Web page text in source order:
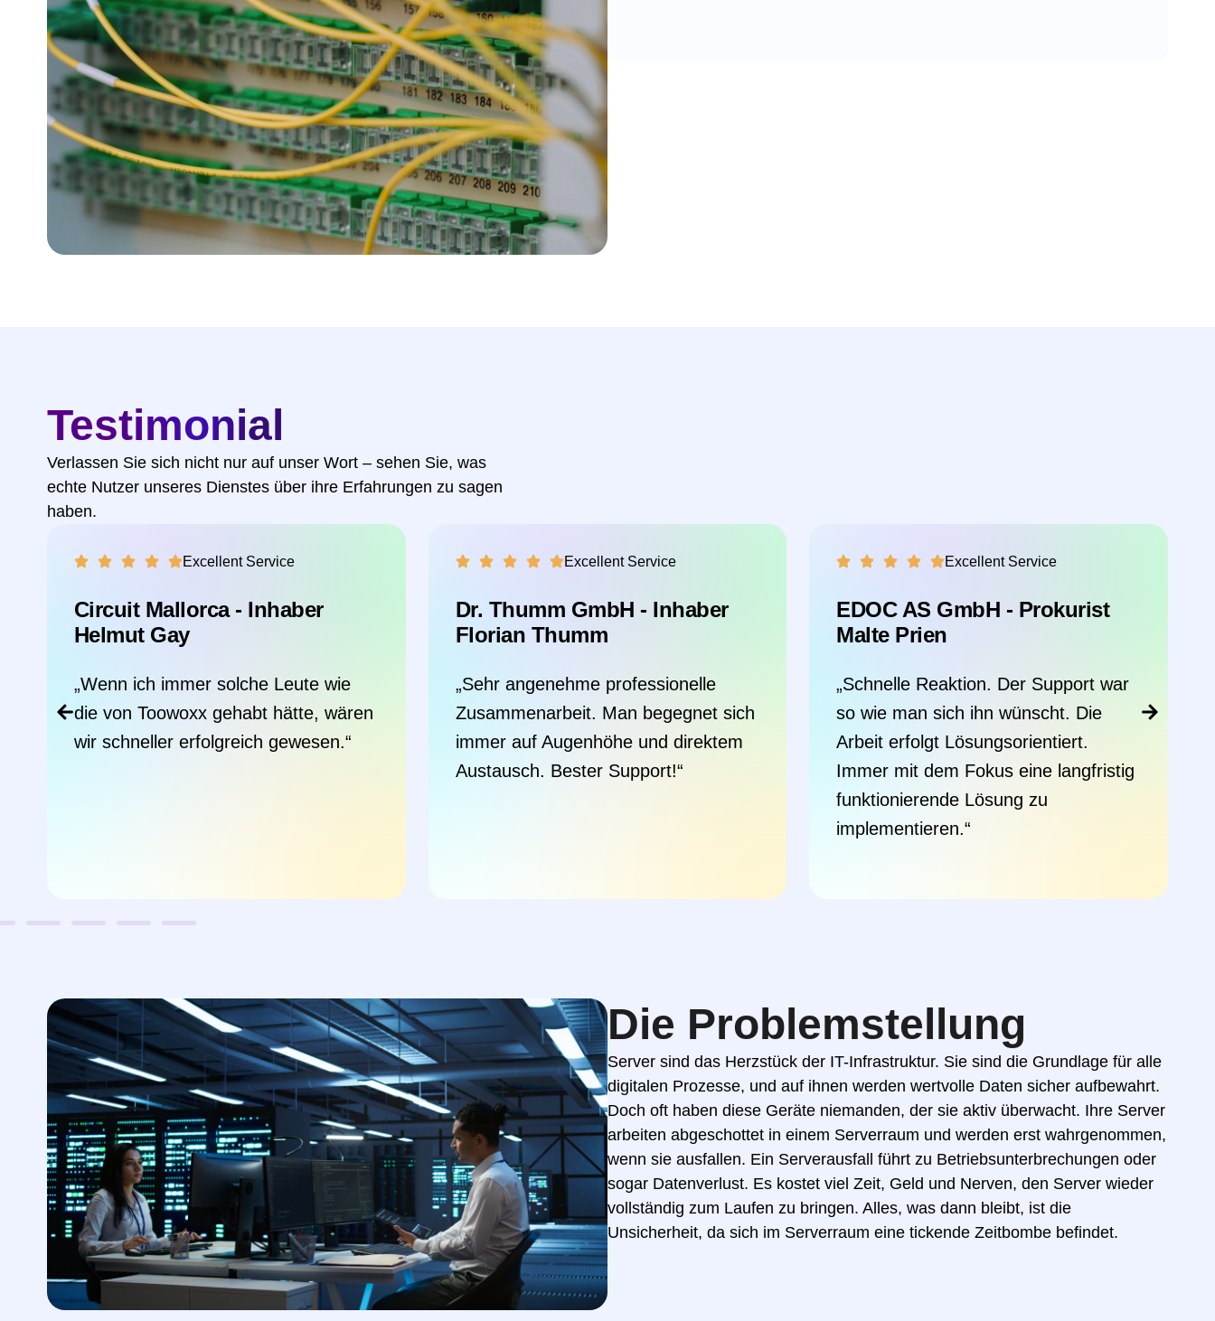
Testimonial
Verlassen Sie sich nicht nur auf unser Wort – sehen Sie, was
echte Nutzer unseres Dienstes über ihre Erfahrungen zu sagen
haben.
Excellent Service
Dr. Thumm GmbH - Inhaber
Florian Thumm
„Sehr angenehme professionelle
Zusammenarbeit. Man begegnet sich
immer auf Augenhöhe und direktem
Excellent Service
EDOC AS GmbH - Prokurist
Malte Prien
„Schnelle Reaktion. Der Support war
so wie man sich ihn wünscht. Die
Arbeit erfolgt Lösungsorientiert.
Immer mit dem Fokus eine langfristig
Excellent Service
Hugo Frosch GmbH -
Geschäftsführer Hugo Frosch
„Wir sind sehr zufrieden. Das
Toowoxx-Team ist schon langjährig
zuständig für unser gesamtes EDV-
System. Auch bei kleineren IT-, oder
User-Anliegen unserer Mitarbeiter
bekommen wir immer schnelle,
Die Problemstellung
Server sind das Herzstück der IT-Infrastruktur. Sie sind die Grundlage für alle
digitalen Prozesse, und auf ihnen werden wertvolle Daten sicher aufbewahrt.
Doch oft haben diese Geräte niemanden, der sie aktiv überwacht. Ihre Server
arbeiten abgeschottet in einem Serverraum und werden erst wahrgenommen,
wenn sie ausfallen. Ein Serverausfall führt zu Betriebsunterbrechungen oder
sogar Datenverlust. Es kostet viel Zeit, Geld und Nerven, den Server wieder
vollständig zum Laufen zu bringen. Alles, was dann bleibt, ist die
Unsicherheit, da sich im Serverraum eine tickende Zeitbombe befindet.